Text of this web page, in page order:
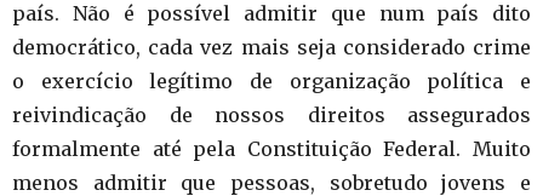
país. Não é possível admitir que num país dito
democrático, cada vez mais seja considerado crime
o exercício legítimo de organização política e
reivindicação de nossos direitos assegurados
formalmente até pela Constituição Federal. Muito
menos admitir que pessoas, sobretudo jovens e